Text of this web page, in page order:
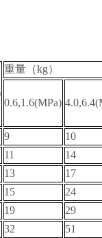
重量（kg）
0.6,1.6(MPa)
9
10
11
14
13
17
15
24
19
29
32 51